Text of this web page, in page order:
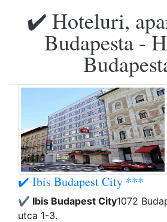
✔️ Hoteluri,
Budapesta -
✔️ Ibis Budapest City ***
✔️ Ibis Budapest City1072
utca 1-3.